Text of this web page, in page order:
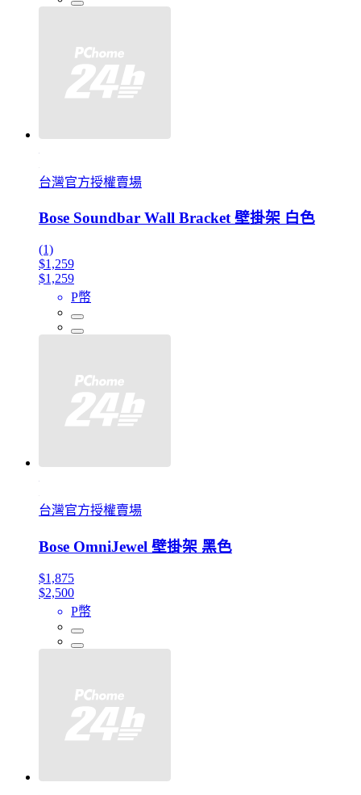
台灣官方授權賣場
Bose Soundbar Wall Bracket 壁掛架 白色
(1)
$1,259
$1,259
P幣
台灣官方授權賣場
Bose OmniJewel 壁掛架 黑色
$1,875
$2,500
P幣